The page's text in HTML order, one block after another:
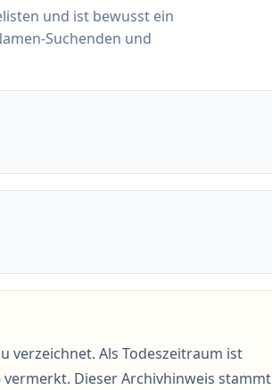
und ist bewusst ein
Suchenden und
verzeichnet. Als Todeszeitraum ist
Dieser Archivhinweis stammt